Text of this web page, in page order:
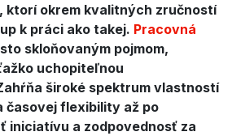
ktorí okrem kvalitných zručností
k práci ako takej. Pracovná
skloňovaným pojmom,
uchopiteľnou
široké spektrum vlastností
časovej flexibility až po
iniciatívu a zodpovednosť za